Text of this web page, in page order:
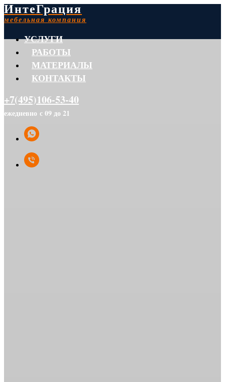
ИнтеГрация
мебельная компания
УСЛУГИ
РАБОТЫ
МАТЕРИАЛЫ
КОНТАКТЫ
+7(495)106-53-40
ежедневно с 09 до 21